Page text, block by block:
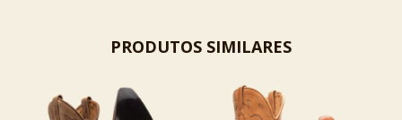
PRODUTOS SIMILARES